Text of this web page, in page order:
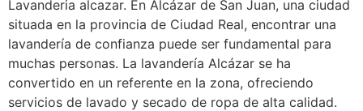
Lavanderia alcazar. En Alcázar de San Juan, una ciudad
situada en la provincia de Ciudad Real, encontrar una
lavandería de confianza puede ser fundamental para
muchas personas. La lavandería Alcázar se ha
convertido en un referente en la zona, ofreciendo
servicios de lavado y secado de ropa de alta calidad.